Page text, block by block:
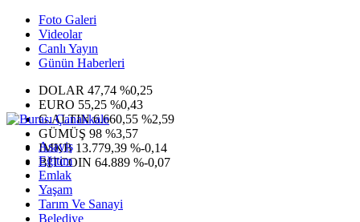
Foto Galeri
Videolar
Canlı Yayın
Günün Haberleri
DOLAR 47,74 %0,25
EURO 55,25 %0,43
G.ALTIN6.660,55 %2,59
GÜMÜŞ 98 %3,57
IMKB 13.779,39 %-0,14
BITCOIN 64.889 %-0,07
Asayiş
Eğitim
Emlak
Yaşam
Tarım Ve Sanayi
Belediye